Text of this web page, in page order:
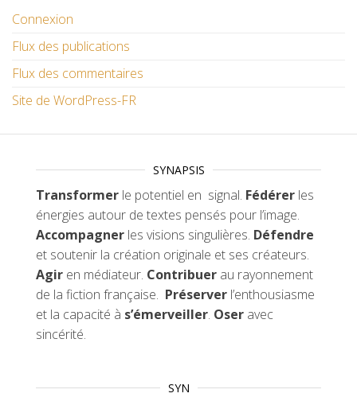
Connexion
Flux des publications
Flux des commentaires
Site de WordPress-FR
SYNAPSIS
Transformer le potentiel en signal. Fédérer les
énergies autour de textes pensés pour l’image.
Accompagner les visions singulières. Défendre
et soutenir la création originale et ses créateurs.
Agir en médiateur. Contribuer au rayonnement
de la fiction française. Préserver l’enthousiasme
et la capacité à s’émerveiller. Oser avec
sincérité.
SYN